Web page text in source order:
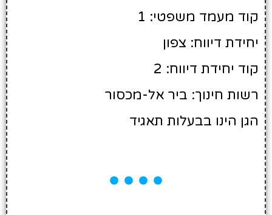
קוד מעמד משפטי: 1
יחידת דיווח: צפון
קוד יחידת דיווח: 2
רשות חינוך: ביר אל-מכסור
הגן הינו בבעלות תאגיד